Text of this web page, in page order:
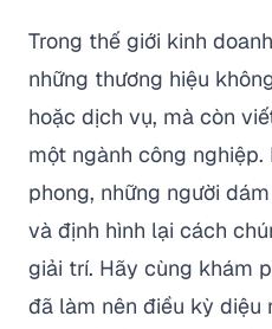
Trong thế giới kinh
những thương hiệu
hoặc dịch vụ, mà còn
một ngành công
phong, những người
và định hình lại cách
giải trí. Hãy cùng khám
đã làm nên điều kỳ diệu